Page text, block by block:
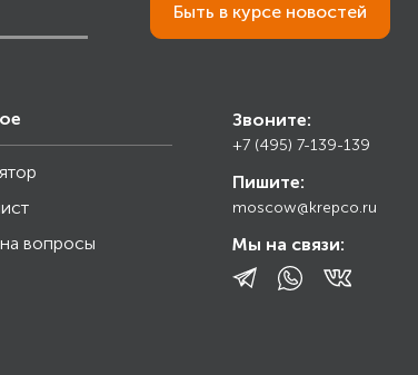
Быть в курсе новостей
вопросы
Звоните:
+7 (495) 7-139-139
Пишите:
moscow@krepco.ru
Мы на связи: